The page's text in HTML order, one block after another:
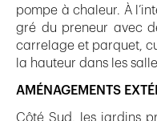
pompe à chaleur. À
gré du preneur avec
carrelage et parquet,
la hauteur dans les
AMÉNAGEMENTS
Côté Sud, les jardins